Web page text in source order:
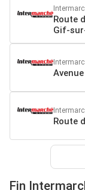
Route
Gif-
Route
Fin